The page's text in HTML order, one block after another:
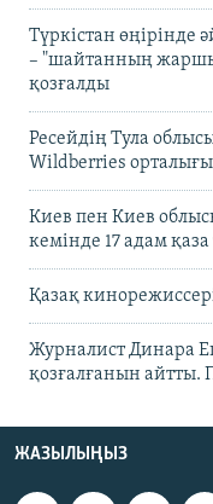
Түркістан өңірінде
– "шайтанның
қозғалды
Ресейдің Тула
Wildberries орталығы
Киев пен Киев
кемінде 17 адам
Қазақ
Журналист Динара
қозғалғанын айтты.
ЖАЗЫЛЫҢЫЗ